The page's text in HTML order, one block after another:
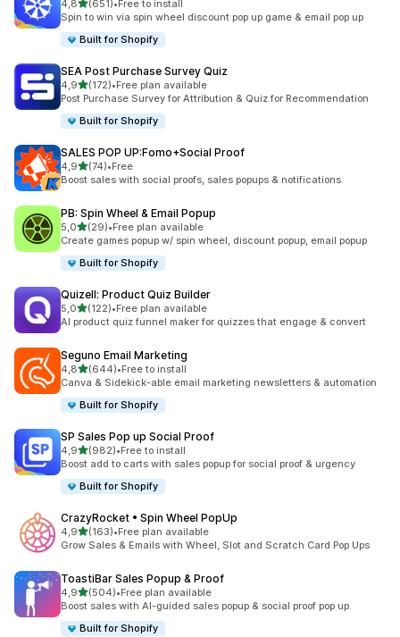
4,8z 5 hvězd
(651)
Celkový počet recenzí: 651
•Free to install
Spin to win via spin wheel discount pop up game & email pop up
Built for Shopify
SEA Post Purchase Survey Quiz
4,9z 5 hvězd
(172)
Celkový počet recenzí: 172
•Free plan available
Post Purchase Survey for Attribution & Quiz for Recommendation
Built for Shopify
SALES POP UP:Fomo+Social Proof
4,9z 5 hvězd
(74)
Celkový počet recenzí: 74
•Free
Boost sales with social proofs, sales popups & notifications.
PB: Spin Wheel & Email Popup
5,0z 5 hvězd
(29)
Celkový počet recenzí: 29
•Free plan available
Create games popup w/ spin wheel, discount popup, email popup
Built for Shopify
Quizell: Product Quiz Builder
5,0z 5 hvězd
(122)
Celkový počet recenzí: 122
•Free plan available
AI product quiz funnel maker for quizzes that engage & convert
Seguno Email Marketing
4,8z 5 hvězd
(644)
Celkový počet recenzí: 644
•Free to install
Canva & Sidekick-able email marketing newsletters & automation
Built for Shopify
SP Sales Pop up Social Proof
4,9z 5 hvězd
(982)
Celkový počet recenzí: 982
•Free to install
Boost add to carts with sales popup for social proof & urgency
Built for Shopify
CrazyRocket • Spin Wheel PopUp
4,9z 5 hvězd
(163)
Celkový počet recenzí: 163
•Free plan available
Grow Sales & Emails with Wheel, Slot and Scratch Card Pop Ups
ToastiBar Sales Popup & Proof
4,9z 5 hvězd
(504)
Celkový počet recenzí: 504
•Free plan available
Boost sales with AI-guided sales popup & social proof pop up.
Built for Shopify